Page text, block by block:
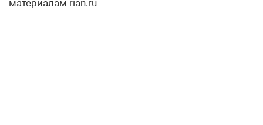
материалам rian.ru